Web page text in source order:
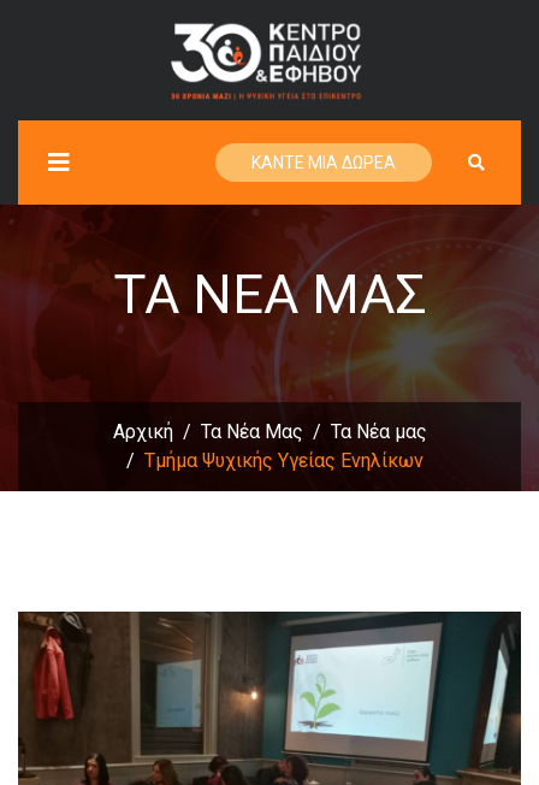
ΚΑΝΤΕ ΜΙΑ ΔΩΡΕΑ
ΤΑ ΝΈΑ ΜΑΣ
Αρχική Τα Νέα Μας
Τα Νέα μας
Τμήμα Ψυχικής Υγείας Ενηλίκων